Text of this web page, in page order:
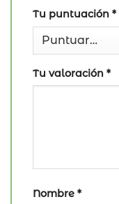
Tu puntuación *
Tu valoración *
Nombre *